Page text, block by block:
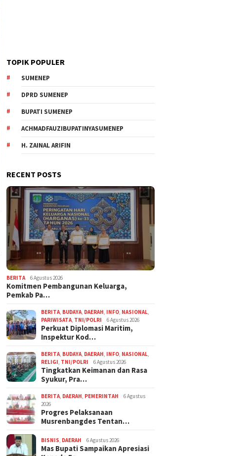
TOPIK POPULER
SUMENEP
DPRD SUMENEP
BUPATI SUMENEP
ACHMADFAUZIBUPATINYASUMENEP
H. ZAINAL ARIFIN
RECENT POSTS
BERITA 6 Agustus 2026
Komitmen Pembangunan Keluarga,
Pemkab Pa…
BERITA, BUDAYA, DAERAH, INFO, NASIONAL,
PARIWISATA, TNI/POLRI 6 Agustus 2026
Perkuat Diplomasi Maritim,
Inspektur Kod…
BERITA, BUDAYA, DAERAH, INFO, NASIONAL,
RELIGI, TNI/POLRI 6 Agustus 2026
Tingkatkan Keimanan dan Rasa
Syukur, Pra…
BERITA, DAERAH, PEMERINTAH
6 Agustus
2026
Progres Pelaksanaan
Musrenbangdes Tentan…
BISNIS, DAERAH 6 Agustus 2026
Mas Bupati Sampaikan Apresiasi